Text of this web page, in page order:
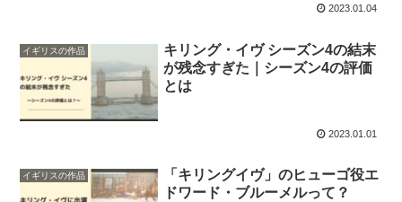
2023.01.04
イギリスの作品
キリング・イヴ シーズン4の結末
が残念すぎた｜シーズン4の評価
とは
2023.01.01
イギリスの作品
「キリングイヴ」のヒューゴ役エ
ドワード・ブルーメルって？